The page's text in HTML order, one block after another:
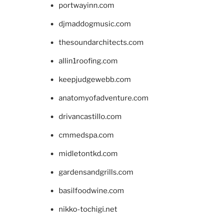
portwayinn.com
djmaddogmusic.com
thesoundarchitects.com
allin1roofing.com
keepjudgewebb.com
anatomyofadventure.com
drivancastillo.com
cmmedspa.com
midletontkd.com
gardensandgrills.com
basilfoodwine.com
nikko-tochigi.net